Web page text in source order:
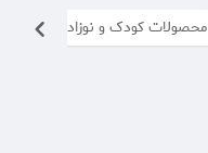
محصولات کودک و نوزاد